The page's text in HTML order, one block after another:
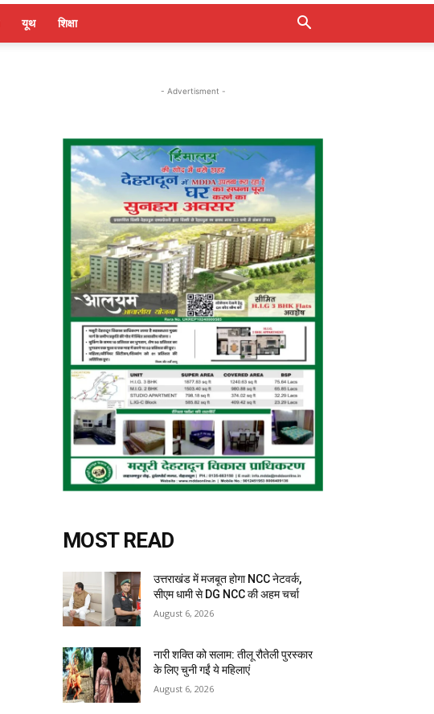
यूथ शिक्षा
- Advertisment -
MOST READ
उत्तराखंड में मजबूत होगा NCC नेटवर्क,
सीएम धामी से DG NCC की अहम चर्चा
August 6, 2026
नारी शक्ति को सलाम: तीलू रौतेली पुरस्कार
के लिए चुनी गईं ये महिलाएं
August 6, 2026